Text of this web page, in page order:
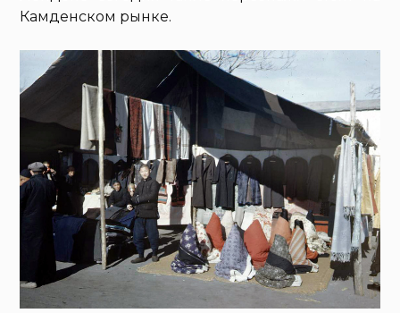
Камденском рынке.